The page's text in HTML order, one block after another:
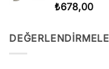
₺678,00